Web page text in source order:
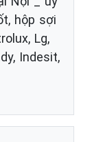
hộp sợi
Lg,
Indesit,